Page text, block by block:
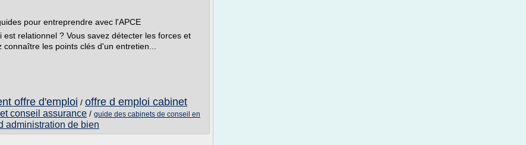
pour entreprendre avec l'APCE
relationnel ? Vous savez détecter les forces et
les points clés d'un entretien...
offre d'emploi / offre d emploi cabinet
conseil assurance / guide des cabinets de conseil en
administration de bien